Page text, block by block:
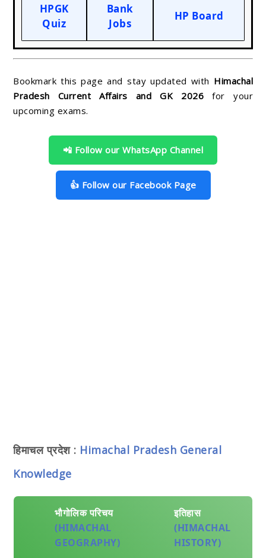
HPGK
Quiz
Bank
Jobs
HP Board
Bookmark this page and stay updated with Himachal
Pradesh Current Affairs and GK 2026 for your
upcoming exams.
📲 Follow our WhatsApp Channel
👍 Follow our Facebook Page
हिमाचल प्रदेश : Himachal Pradesh General
Knowledge
भौगोलिक परिचय
(HIMACHAL
GEOGRAPHY)
इतिहास
(HIMACHAL
HISTORY)